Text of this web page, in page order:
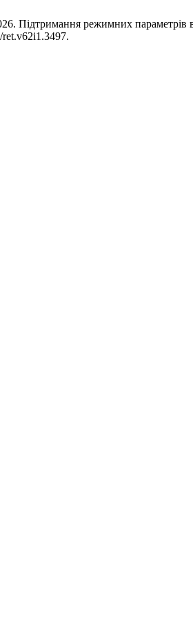
Підтримання режимних